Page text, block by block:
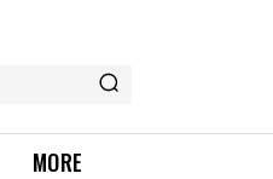
MORE